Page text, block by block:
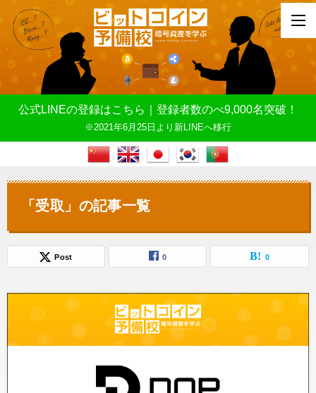
公式LINEの登録はこちら｜登録者数のべ9,000名突破！
※2021年6月25日より新LINEへ移行
「受取」の記事一覧
Post 0 0